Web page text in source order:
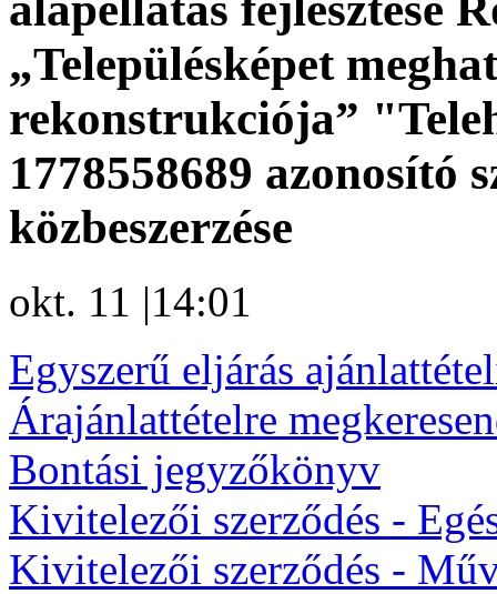
„Településképet
rekonstrukciója”
1778558689 azonosító
közbeszerzése
okt. 11 |14:01
Egyszerű eljárás
Árajánlattételre
Bontási jegyzőkönyv
Kivitelezői szerződés -
Kivitelezői szerződés -